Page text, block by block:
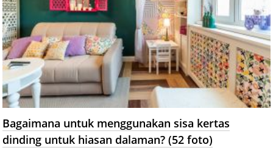
Bagaimana untuk menggunakan sisa kertas
dinding untuk hiasan dalaman? (52 foto)